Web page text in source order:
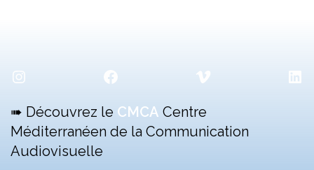
Instagram Facebook Vimeo
➠ Découvrez le CMCA Centre
Méditerranéen de la Communication
Audiovisuelle